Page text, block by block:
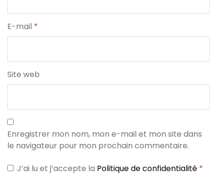
E-mail *
Site web
Enregistrer mon nom, mon e-mail et mon site dans
le navigateur pour mon prochain commentaire.
J’ai lu et j’accepte la Politique de confidentialité *